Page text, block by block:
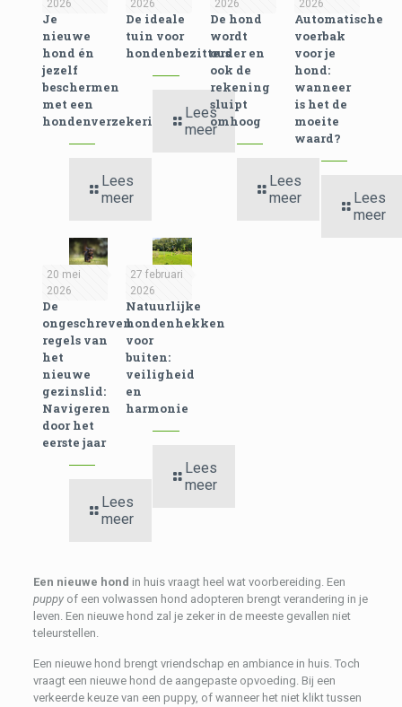
2026
Je
nieuwe
hond én
jezelf
beschermen
met een
hondenverzekering
Lees
meer
2026
De ideale
tuin voor
hondenbezitters
Lees
meer
2026
De hond
wordt
ouder en
ook de
rekening
sluipt
omhoog
Lees
meer
2026
Automatische
voerbak
voor je
hond:
wanneer
is het de
moeite
waard?
Lees
meer
20 mei
2026
De
ongeschreven
regels van
het
nieuwe
gezinslid:
Navigeren
door het
eerste jaar
Lees
meer
27 februari
2026
Natuurlijke
hondenhekken
voor
buiten:
veiligheid
en
harmonie
Lees
meer
Een nieuwe hond in huis vraagt heel wat voorbereiding. Een
puppyof een volwassen hond adopteren brengt verandering in je
leven. Een nieuwe hond zal je zeker in de meeste gevallen niet
teleurstellen.
Een nieuwe hond brengt vriendschap en ambiance in huis. Toch
vraagt een nieuwe hond de aangepaste opvoeding. Bij een
verkeerde keuze van een puppy, of wanneer het niet klikt tussen